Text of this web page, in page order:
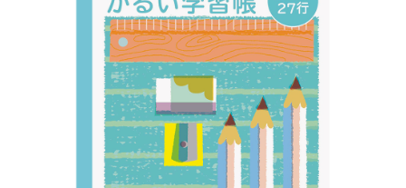
「エアー用紙」を使用したロジカル学習帳
メーカー希望小売価格：